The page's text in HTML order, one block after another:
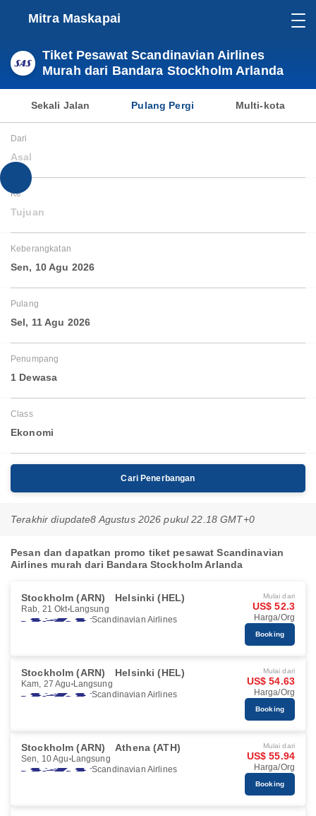
Mitra Maskapai
Tiket Pesawat Scandinavian Airlines
Murah dari Bandara Stockholm Arlanda
Sekali Jalan Pulang Pergi Multi-kota
Dari
Asal
Ke
Tujuan
Keberangkatan
Sen, 10 Agu 2026
Pulang
Sel, 11 Agu 2026
Penumpang
1 Dewasa
Class
Ekonomi
Cari Penerbangan
Terakhir diupdate8 Agustus 2026 pukul 22.18 GMT+0
Pesan dan dapatkan promo tiket pesawat Scandinavian
Airlines murah dari Bandara Stockholm Arlanda
Stockholm (ARN) Helsinki (HEL)
Rab, 21 Okt Langsung
Scandinavian Airlines
Mulai dari
US$ 52.3
Harga/Org
Booking
Stockholm (ARN) Helsinki (HEL)
Kam, 27 Agu Langsung
Scandinavian Airlines
Mulai dari
US$ 54.63
Harga/Org
Booking
Stockholm (ARN) Athena (ATH)
Sen, 10 Agu Langsung
Scandinavian Airlines
Mulai dari
US$ 55.94
Harga/Org
Booking